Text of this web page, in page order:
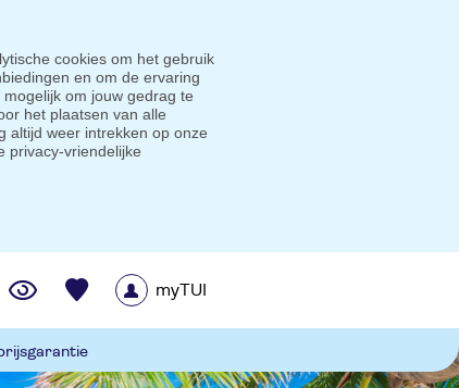
cookies om het gebruik
en om de ervaring
om jouw gedrag te
het plaatsen van alle
altijd weer intrekken op onze
privacy-vriendelijke
myTUI